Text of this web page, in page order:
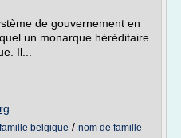
de gouvernement en
un monarque héréditaire
Il...
belgique / nom de famille